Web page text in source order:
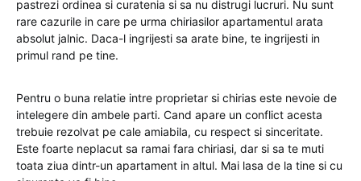
pastrezi ordinea si curatenia si sa nu distrugi lucruri. Nu sunt
rare cazurile in care pe urma chiriasilor apartamentul arata
absolut jalnic. Daca-l ingrijesti sa arate bine, te ingrijesti in
primul rand pe tine.
Pentru o buna relatie intre proprietar si chirias este nevoie de
intelegere din ambele parti. Cand apare un conflict acesta
trebuie rezolvat pe cale amiabila, cu respect si sinceritate.
Este foarte neplacut sa ramai fara chiriasi, dar si sa te muti
toata ziua dintr-un apartament in altul. Mai lasa de la tine si cu